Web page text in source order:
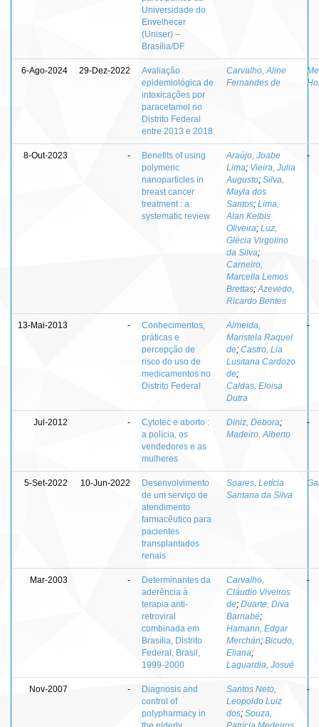
Universidade do
Envelhecer
(Uniser) –
Brasília/DF
6-Ago-2024 29-Dez-2022
Avaliação
epidemiológica de
intoxicações por
paracetamol no
Distrito Federal
entre 2013 e 2018
Carvalho, Aline
Fernandes de
8-Out-2023 -
Benefits of using
polymeric
nanoparticles in
breast cancer
treatment : a
systematic review
Araújo, Joabe
Lima; Vieira, Julia
Augusto; Silva,
Mayla dos
Santos; Lima,
Alan Kelbis
Oliveira; Luz,
Glécia Virgolino
da Silva;
Carneiro,
Marcella Lemos
Brettas; Azevedo,
Ricardo Bentes
-
13-Mai-2013 -
Conhecimentos,
práticas e
percepção de
risco do uso de
medicamentos no
Distrito Federal
Almeida,
Maristela Raquel
de; Castro, Lia
Lusitana Cardozo
de;
Caldas, Eloisa
Dutra
-
Jul-2012 -
Cytotec e aborto :
a polícia, os
vendedores e as
mulheres
Diniz, Debora;
Madeiro, Alberto
-
5-Set-2022 10-Jun-2022
Desenvolvimento
de um serviço de
atendimento
farmacêutico para
pacientes
transplantados
renais
Soares, Letícia
Santana da Silva
Mar-2003 -
Determinantes da
aderência à
terapia anti-
retroviral
combinada em
Brasília, Distrito
Federal, Brasil,
1999-2000
Carvalho,
Cláudio Viveiros
de; Duarte, Diva
Barnabé;
Hamann, Edgar
Merchán; Bicudo,
Eliana;
Laguardia, Josué
-
Nov-2007 -
Diagnosis and
control of
polypharmacy in
Santos Neto,
Leopoldo Luiz
dos; Souza,
-